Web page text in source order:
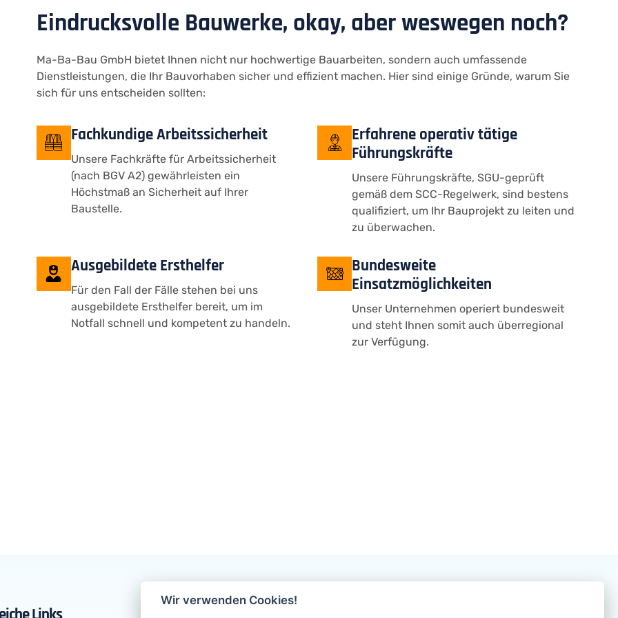
Eindrucksvolle Bauwerke, okay, aber weswegen noch?
Ma-Ba-Bau GmbH bietet Ihnen nicht nur hochwertige Bauarbeiten, sondern auch umfassende
Dienstleistungen, die Ihr Bauvorhaben sicher und effizient machen. Hier sind einige Gründe, warum Sie
sich für uns entscheiden sollten:
Fachkundige Arbeitssicherheit
Unsere Fachkräfte für Arbeitssicherheit
(nach BGV A2) gewährleisten ein
Höchstmaß an Sicherheit auf Ihrer
Baustelle.
Erfahrene operativ tätige
Führungskräfte
Unsere Führungskräfte, SGU-geprüft
gemäß dem SCC-Regelwerk, sind bestens
qualifiziert, um Ihr Bauprojekt zu leiten und
zu überwachen.
Ausgebildete Ersthelfer
Für den Fall der Fälle stehen bei uns
ausgebildete Ersthelfer bereit, um im
Notfall schnell und kompetent zu handeln.
Bundesweite
Einsatzmöglichkeiten
Unser Unternehmen operiert bundesweit
und steht Ihnen somit auch überregional
zur Verfügung.
Wir verwenden Cookies!